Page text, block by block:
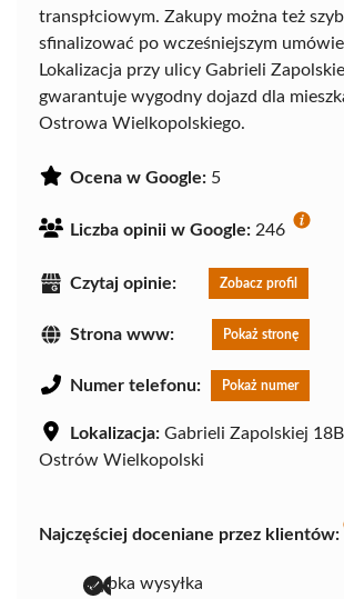
transpłciowym. Zakupy można też
sfinalizować po wcześniejszym
Lokalizacja przy ulicy Gabrieli
gwarantuje wygodny dojazd dla
Ostrowa Wielkopolskiego.
Ocena w Google: 5
Liczba opinii w Google: 246
Czytaj opinie: Zobacz profil
Strona www: Pokaż stronę
Numer telefonu: Pokaż numer
Lokalizacja: Gabrieli Zapolskiej
Ostrów Wielkopolski
Najczęściej doceniane przez klientów:
szybka wysyłka